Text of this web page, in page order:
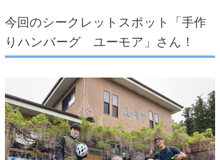
今回のシークレットスポット「手作
りハンバーグ ユーモア」さん！